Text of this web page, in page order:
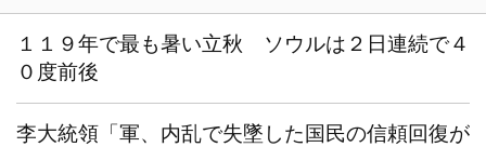
１１９年で最も暑い立秋 ソウルは２日連続で４
０度前後
李大統領「軍、内乱で失墜した国民の信頼回復が